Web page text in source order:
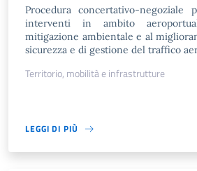
Procedura concertativo-
interventi in ambito
mitigazione ambientale e al
sicurezza e di gestione del traffico
Territorio, mobilità e infrastrutture
LEGGI DI PIÙ